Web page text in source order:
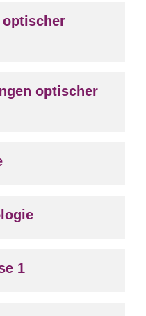
optischer
optischer
1